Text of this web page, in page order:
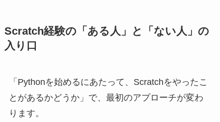
Scratch経験の「ある人」と「ない人」の
入り口
「Pythonを始めるにあたって、Scratchをやったこ
とがあるかどうか」で、最初のアプローチが変わ
ります。